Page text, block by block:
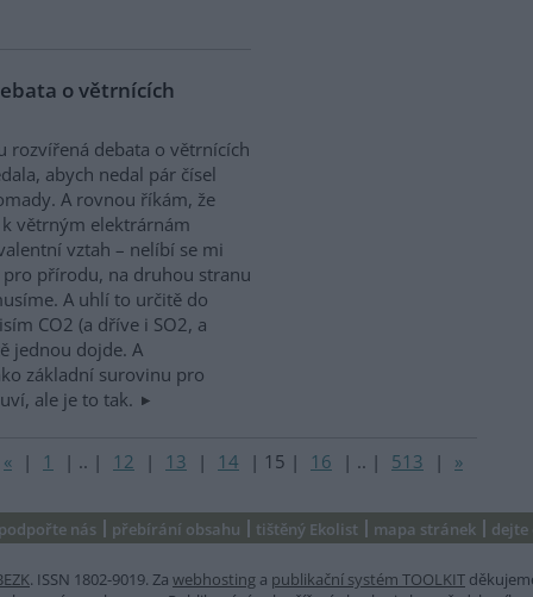
o větrnících
rozvířená debata o větrnících
abych nedal pár čísel
A rovnou říkám, že
větrným elektrárnám
vztah – nelíbí se mi
přírodu, na druhou stranu
A uhlí to určitě do
CO2 (a dříve i SO2, a
jednou dojde. A
základní surovinu pro
ale je to tak.
« | 1 | .. | 12 | 13 | 14 | 15 | 16 | .. | 513 | »
podpořte nás přebírání obsahu tištěný Ekolist mapa stránek dejte
. ISSN 1802-9019. Za webhosting a publikační systém TOOLKIT